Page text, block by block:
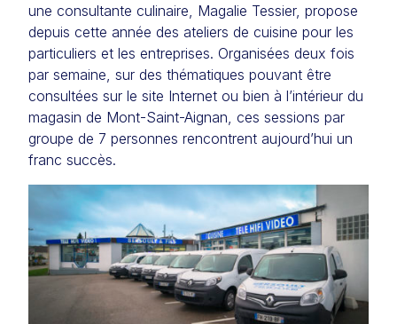
une consultante culinaire, Magalie Tessier, propose
depuis cette année des ateliers de cuisine pour les
particuliers et les entreprises. Organisées deux fois
par semaine, sur des thématiques pouvant être
consultées sur le site Internet ou bien à l’intérieur du
magasin de Mont-Saint-Aignan, ces sessions par
groupe de 7 personnes rencontrent aujourd’hui un
franc succès.